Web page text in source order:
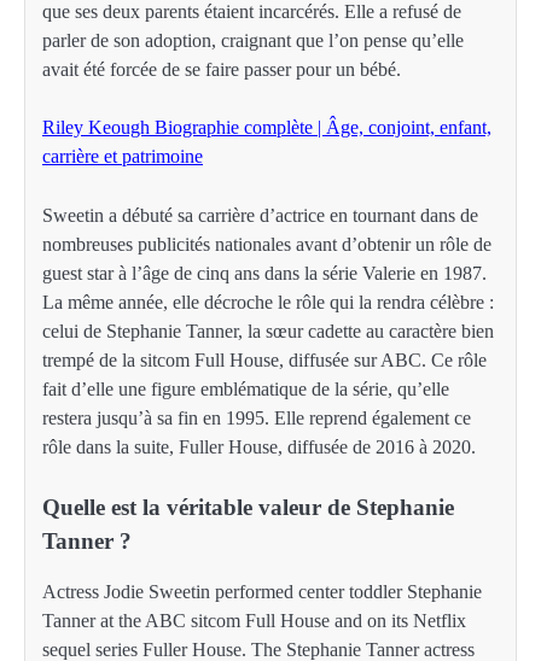
que ses deux parents étaient incarcérés. Elle a refusé de
parler de son adoption, craignant que l’on pense qu’elle
avait été forcée de se faire passer pour un bébé.
Riley Keough Biographie complète | Âge, conjoint, enfant,
carrière et patrimoine
Sweetin a débuté sa carrière d’actrice en tournant dans de
nombreuses publicités nationales avant d’obtenir un rôle de
guest star à l’âge de cinq ans dans la série Valerie en 1987.
La même année, elle décroche le rôle qui la rendra célèbre :
celui de Stephanie Tanner, la sœur cadette au caractère bien
trempé de la sitcom Full House, diffusée sur ABC. Ce rôle
fait d’elle une figure emblématique de la série, qu’elle
restera jusqu’à sa fin en 1995. Elle reprend également ce
rôle dans la suite, Fuller House, diffusée de 2016 à 2020.
Quelle est la véritable valeur de Stephanie
Tanner ?
Actress Jodie Sweetin performed center toddler Stephanie
Tanner at the ABC sitcom Full House and on its Netflix
sequel series Fuller House. The Stephanie Tanner actress